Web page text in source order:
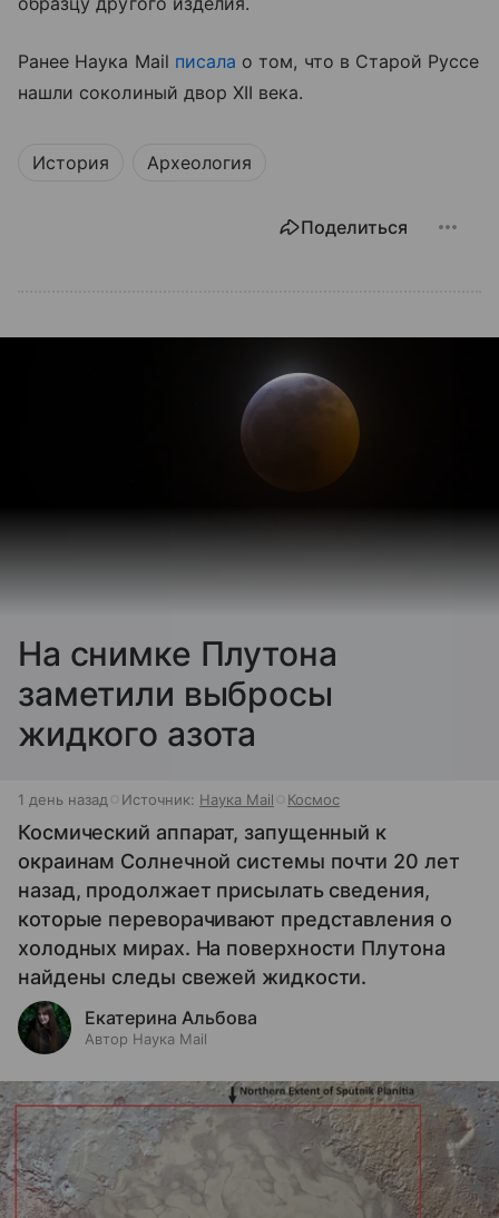
Ранее Наука Mail писала о том, что в Старой Руссе
нашли соколиный двор XII века.
История Археология
Поделиться
На снимке Плутона
заметили выбросы
жидкого азота
1 день назад Источник: Наука Mail Космос
Космический аппарат, запущенный к
окраинам Солнечной системы почти 20 лет
назад, продолжает присылать сведения,
которые переворачивают представления о
холодных мирах. На поверхности Плутона
найдены следы свежей жидкости.
Екатерина Альбова
Автор Наука Mail